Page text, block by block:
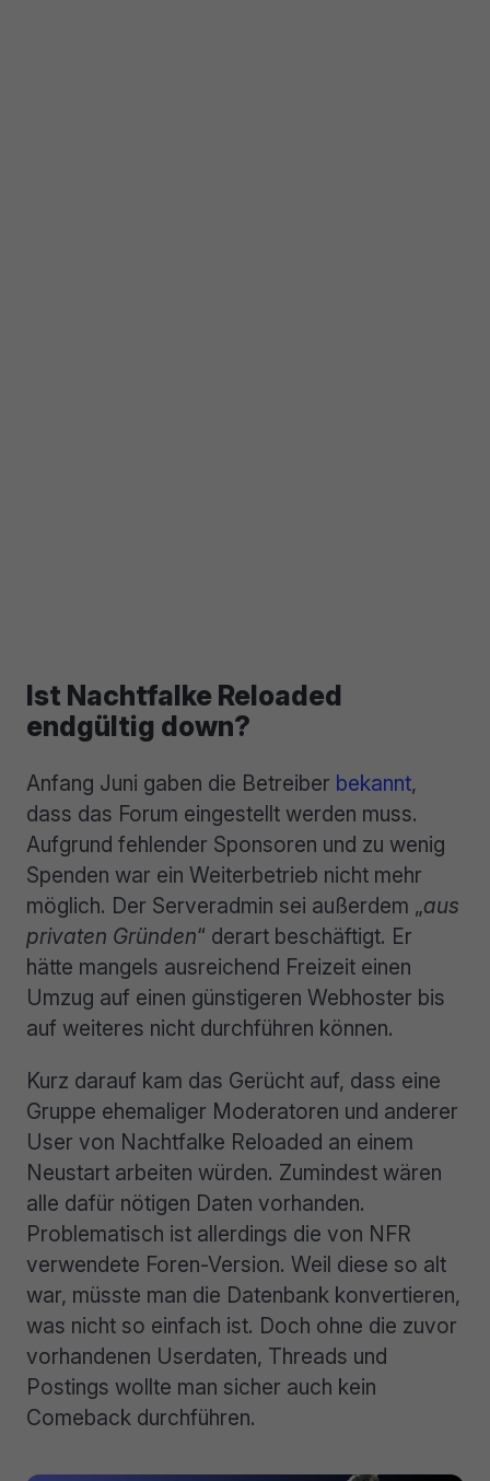
Ist Nachtfalke Reloaded
endgültig down?
Anfang Juni gaben die Betreiber bekannt,
dass das Forum eingestellt werden muss.
Aufgrund fehlender Sponsoren und zu wenig
Spenden war ein Weiterbetrieb nicht mehr
möglich. Der Serveradmin sei außerdem „aus
privaten Gründen“ derart beschäftigt. Er
hätte mangels ausreichend Freizeit einen
Umzug auf einen günstigeren Webhoster bis
auf weiteres nicht durchführen können.
Kurz darauf kam das Gerücht auf, dass eine
Gruppe ehemaliger Moderatoren und anderer
User von Nachtfalke Reloaded an einem
Neustart arbeiten würden. Zumindest wären
alle dafür nötigen Daten vorhanden.
Problematisch ist allerdings die von NFR
verwendete Foren-Version. Weil diese so alt
war, müsste man die Datenbank konvertieren,
was nicht so einfach ist. Doch ohne die zuvor
vorhandenen Userdaten, Threads und
Postings wollte man sicher auch kein
Comeback durchführen.